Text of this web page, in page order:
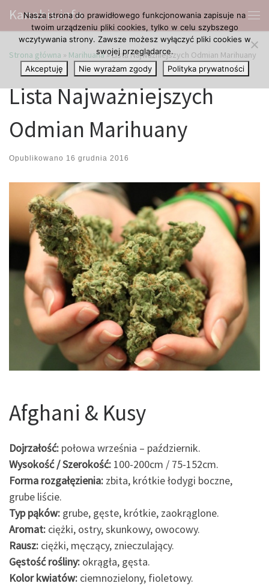
Przejdź do treści
Kanabis.info
Strona główna » Marihuana »Lista Najważniejszych Odmian Marihuany
Lista Najważniejszych
Odmian Marihuany
Opublikowano 16 grudnia 2016
Afghani & Kusy
Dojrzałość: połowa września – październik.
Wysokość / Szerokość: 100-200cm / 75-152cm.
Forma rozgałęzienia: zbita, krótkie łodygi boczne,
grube liście.
Typ pąków: grube, gęste, krótkie, zaokrąglone.
Aromat: ciężki, ostry, skunkowy, owocowy.
Rausz: ciężki, męczący, znieczulający.
Gęstość rośliny: okrągła, gęsta.
Kolor kwiatów: ciemnozielony, fioletowy.
Nasza strona do prawidłowego funkcjonowania zapisuje na
twoim urządzeniu pliki cookies, tylko w celu szybszego
wczytywania strony. Zawsze możesz wyłączyć pliki cookies w
swojej przeglądarce.
Akceptuję
Nie wyrażam zgody Polityka prywatności